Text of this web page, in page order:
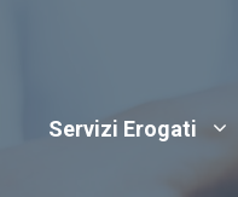
Servizi Erogati